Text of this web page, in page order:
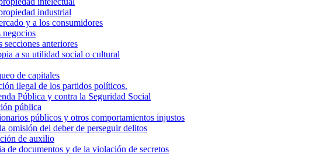
industrial
y a los consumidores
negocios
secciones anteriores
a su utilidad social o cultural
de capitales
ilegal de los partidos políticos.
Pública y contra la Seguridad Social
pública
públicos y otros comportamientos injustos
omisión del deber de perseguir delitos
de auxilio
de documentos y de la violación de secretos